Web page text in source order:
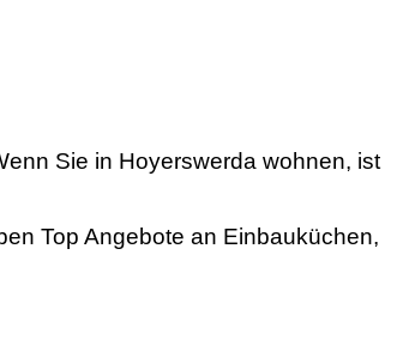
Sie in Hoyerswerda wohnen, ist
Top Angebote an Einbauküchen,